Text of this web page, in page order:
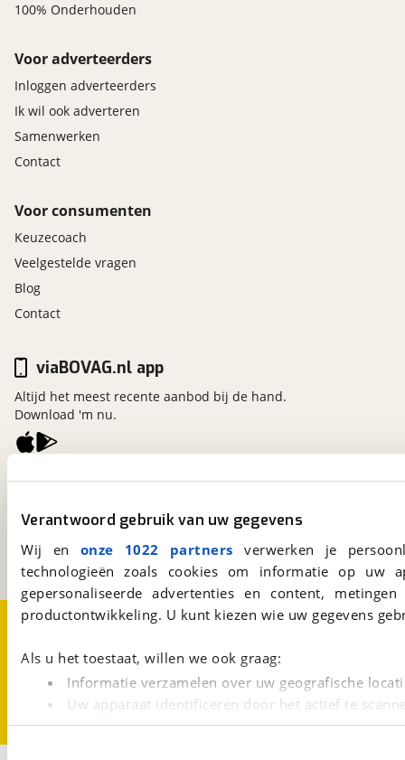
Verantwoord gebruik van uw gegevens
Wij en onze 1022 partners verwerken je
technologieën zoals cookies om informatie op
gepersonaliseerde advertenties en content,
productontwikkeling. U kunt kiezen wie uw gegevens
Als u het toestaat, willen we ook graag:
Informatie verzamelen over uw geografische
Uw apparaat identificeren door het actief te
Lees meer over hoe uw persoonlijke gegevens worden
100% Onderhouden
Voor adverteerders
Inloggen adverteerders
Ik wil ook adverteren
Samenwerken
Contact
Voor consumenten
Keuzecoach
Veelgestelde vragen
Blog
Contact
viaBOVAG.nl
Kosterijland
3981 AJ Bunnik
Een initiatief van
BOVAG
viaBOVAG.nl app
Altijd het meest recente aanbod bij de hand.
Download 'm nu.
Over viaBOVAG.nlDisclaimer- en Privacyverklaring